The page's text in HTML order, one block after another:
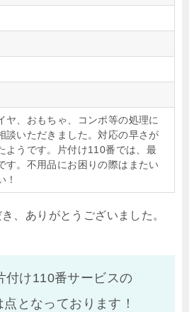
ヤ、おもちゃ、コンポ等の処理に
談いただきました。対応の早さが
ようです。片付け110番では、最
す。不用品にお困りの際はまたい
！
、ありがとうございました。
付け110番サービスの
点となっております！